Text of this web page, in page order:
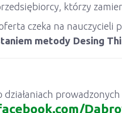
którzy
czeka na nauczycieli
metody Desing